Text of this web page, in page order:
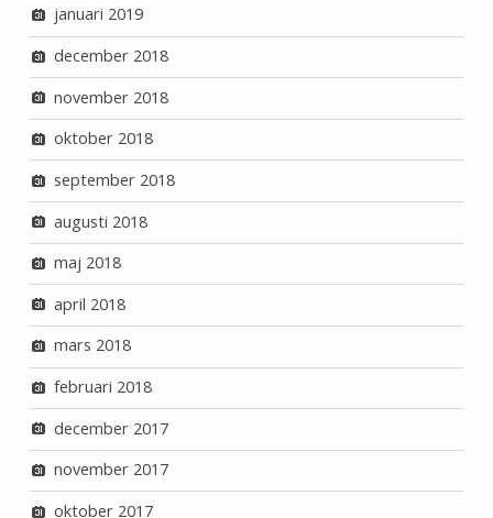
januari 2019
december 2018
november 2018
oktober 2018
september 2018
augusti 2018
maj 2018
april 2018
mars 2018
februari 2018
december 2017
november 2017
oktober 2017